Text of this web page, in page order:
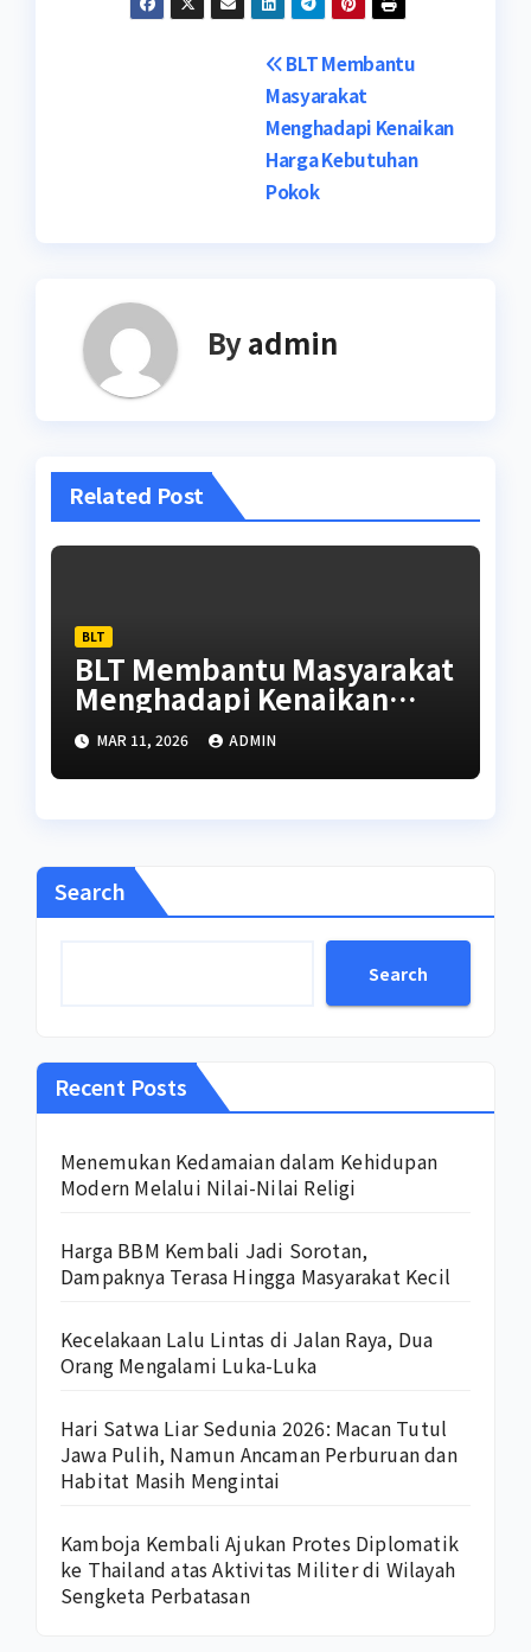
BLT Membantu
Masyarakat
Menghadapi Kenaikan
Harga Kebutuhan
Pokok
Byadmin
Related Post
BLT
BLT Membantu Masyarakat
Menghadapi Kenaikan
Harga Kebutuhan Pokok
MAR 11, 2026 ADMIN
Search
Search
Recent Posts
Menemukan Kedamaian dalam Kehidupan
Modern Melalui Nilai-Nilai Religi
Harga BBM Kembali Jadi Sorotan,
Dampaknya Terasa Hingga Masyarakat Kecil
Kecelakaan Lalu Lintas di Jalan Raya, Dua
Orang Mengalami Luka-Luka
Hari Satwa Liar Sedunia 2026: Macan Tutul
Jawa Pulih, Namun Ancaman Perburuan dan
Habitat Masih Mengintai
Kamboja Kembali Ajukan Protes Diplomatik
ke Thailand atas Aktivitas Militer di Wilayah
Sengketa Perbatasan